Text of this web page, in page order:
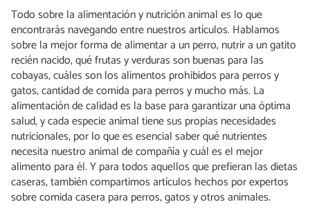
Todo sobre la alimentación y nutrición animal es lo que
encontrarás navegando entre nuestros artículos. Hablamos
sobre la mejor forma de alimentar a un perro, nutrir a un gatito
recién nacido, qué frutas y verduras son buenas para las
cobayas, cuáles son los alimentos prohibidos para perros y
gatos, cantidad de comida para perros y mucho más. La
alimentación de calidad es la base para garantizar una óptima
salud, y cada especie animal tiene sus propias necesidades
nutricionales, por lo que es esencial saber qué nutrientes
necesita nuestro animal de compañía y cuál es el mejor
alimento para él. Y para todos aquellos que prefieran las dietas
caseras, también compartimos artículos hechos por expertos
sobre comida casera para perros, gatos y otros animales.